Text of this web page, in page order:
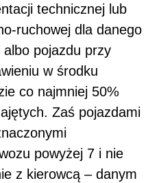
technicznej lub
ruchowej dla danego
pojazdu przy
w środku
co najmniej 50%
Zaś pojazdami
powyżej 7 i nie
z kierowcą – danym